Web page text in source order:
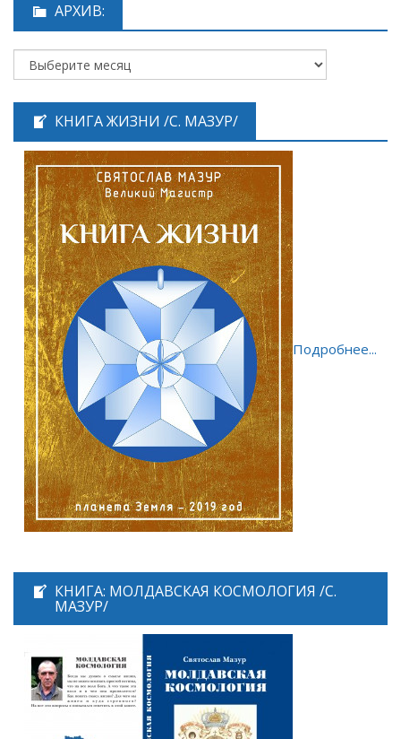
АРХИВ:
КНИГА ЖИЗНИ /С. МАЗУР/
Подробнее...
КНИГА: МОЛДАВСКАЯ КОСМОЛОГИЯ /С.
МАЗУР/